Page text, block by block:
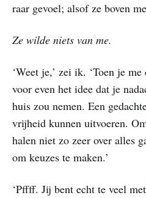
raar gevoel; alsof ze boven
Ze wilde niets van me.
‘Weet je,’ zei ik. ‘Toen je
voor even het idee dat je
huis zou nemen. Een
vrijheid kunnen uitvoeren.
halen niet zo zeer over alles
om keuzes te maken.’
‘Pffff. Jij bent echt te veel